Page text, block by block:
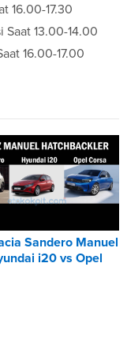
16.00-17.30
Saat 13.00-14.00
16.00-17.00
Sandero Manuel
i20 vs Opel